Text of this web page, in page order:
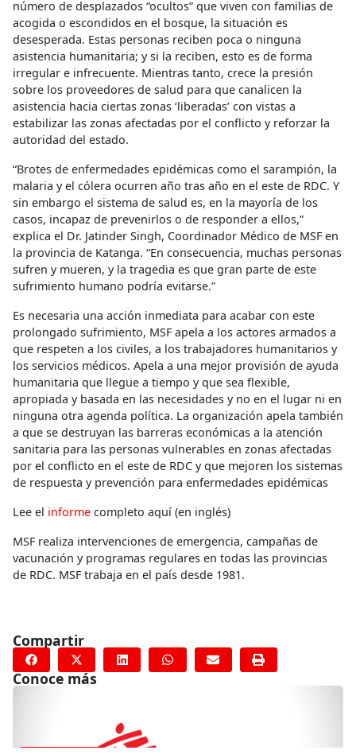
número de desplazados “ocultos” que viven con familias de
acogida o escondidos en el bosque, la situación es
desesperada. Estas personas reciben poca o ninguna
asistencia humanitaria; y si la reciben, esto es de forma
irregular e infrecuente. Mientras tanto, crece la presión
sobre los proveedores de salud para que canalicen la
asistencia hacia ciertas zonas ‘liberadas’ con vistas a
estabilizar las zonas afectadas por el conflicto y reforzar la
autoridad del estado.
“Brotes de enfermedades epidémicas como el sarampión, la
malaria y el cólera ocurren año tras año en el este de RDC. Y
sin embargo el sistema de salud es, en la mayoría de los
casos, incapaz de prevenirlos o de responder a ellos,”
explica el Dr. Jatinder Singh, Coordinador Médico de MSF en
la provincia de Katanga. “En consecuencia, muchas personas
sufren y mueren, y la tragedia es que gran parte de este
sufrimiento humano podría evitarse.”
Es necesaria una acción inmediata para acabar con este
prolongado sufrimiento, MSF apela a los actores armados a
que respeten a los civiles, a los trabajadores humanitarios y
los servicios médicos. Apela a una mejor provisión de ayuda
humanitaria que llegue a tiempo y que sea flexible,
apropiada y basada en las necesidades y no en el lugar ni en
ninguna otra agenda política. La organización apela también
a que se destruyan las barreras económicas a la atención
sanitaria para las personas vulnerables en zonas afectadas
por el conflicto en el este de RDC y que mejoren los sistemas
de respuesta y prevención para enfermedades epidémicas
Lee el informe completo aquí (en inglés)
MSF realiza intervenciones de emergencia, campañas de
vacunación y programas regulares en todas las provincias
de RDC. MSF trabaja en el país desde 1981.
Compartir
Conoce más